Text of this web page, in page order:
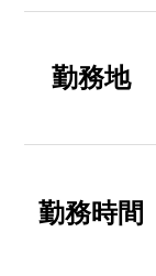
勤務地
勤務時間